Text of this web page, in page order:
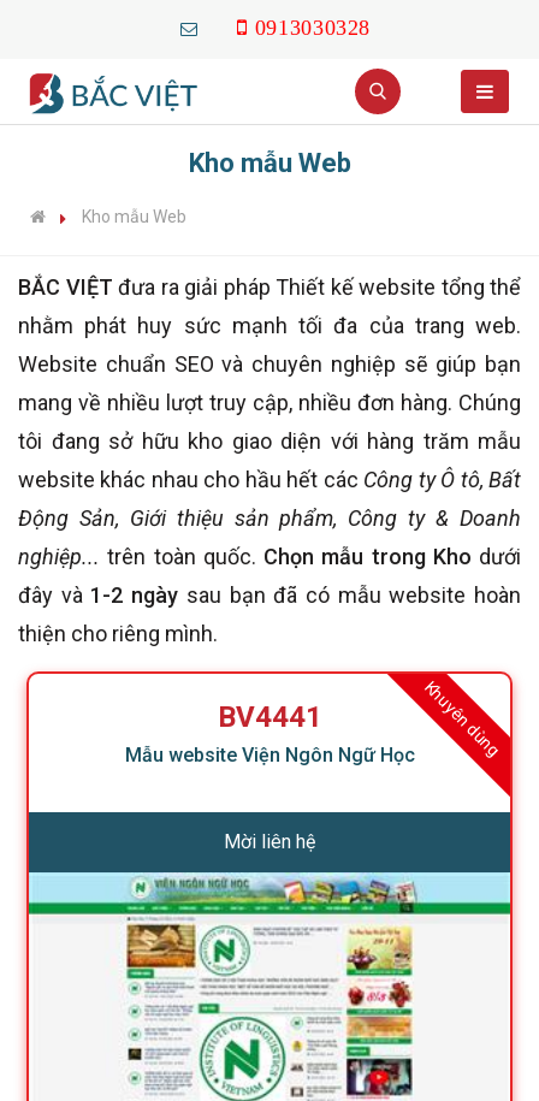
0913030328
Kho mẫu Web
Kho mẫu Web
BẮC VIỆT đưa ra giải pháp Thiết kế website tổng thể
nhằm phát huy sức mạnh tối đa của trang web.
Website chuẩn SEO và chuyên nghiệp sẽ giúp bạn
mang về nhiều lượt truy cập, nhiều đơn hàng. Chúng
tôi đang sở hữu kho giao diện với hàng trăm mẫu
website khác nhau cho hầu hết các Công ty Ô tô, Bất
Động Sản, Giới thiệu sản phẩm, Công ty & Doanh
nghiệp... trên toàn quốc. Chọn mẫu trong Kho dưới
đây và 1-2 ngày sau bạn đã có mẫu website hoàn
thiện cho riêng mình.
Khuyên dùng
BV4441
Mẫu website Viện Ngôn Ngữ Học
Mời liên hệ